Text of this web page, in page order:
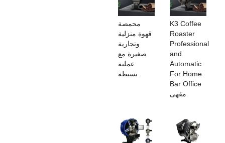
محمصة
قهوة منزلية
وتجارية
صغيرة مع
عملية
بسيطة
K3 Coffee
Roaster
Professional
and
Automatic
For Home
Bar Office
مقهى